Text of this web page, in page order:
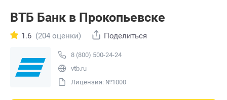
ВТБ Банк в Прокопьевске
8 (800) 500-24-24
vtb.ru
Лицензия: №1000
1.6 (204 оценки) Поделиться